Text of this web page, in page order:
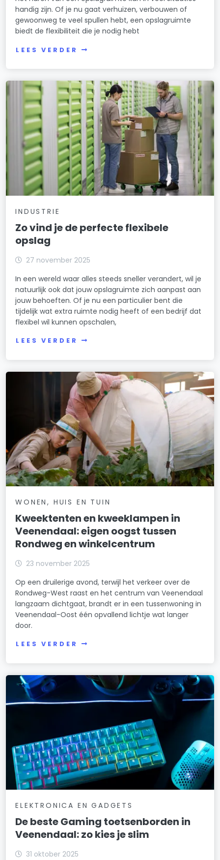
handig zijn. Of je nu gaat verhuizen, verbouwen of
gewoonweg te veel spullen hebt, een opslagruimte
biedt de flexibiliteit die je nodig hebt
LEES VERDER
INDUSTRIE
Zo vind je de perfecte flexibele
opslag
27 november 2025
In een wereld waar alles steeds sneller verandert, wil je
natuurlijk ook dat jouw opslagruimte zich aanpast aan
jouw behoeften. Of je nu een particulier bent die
tijdelijk wat extra ruimte nodig heeft of een bedrijf dat
flexibel wil kunnen opschalen,
LEES VERDER
WONEN, HUIS EN TUIN
Kweektenten en kweeklampen in
Veenendaal: eigen oogst tussen
Rondweg en winkelcentrum
23 november 2025
Op een druilerige avond, terwijl het verkeer over de
Rondweg-West raast en het centrum van Veenendaal
langzaam dichtgaat, brandt er in een tussenwoning in
Veenendaal-Oost één opvallend lichtje wat langer
door.
LEES VERDER
ELEKTRONICA EN GADGETS
De beste Gaming toetsenborden in
Veenendaal: zo kies je slim
31 oktober 2025